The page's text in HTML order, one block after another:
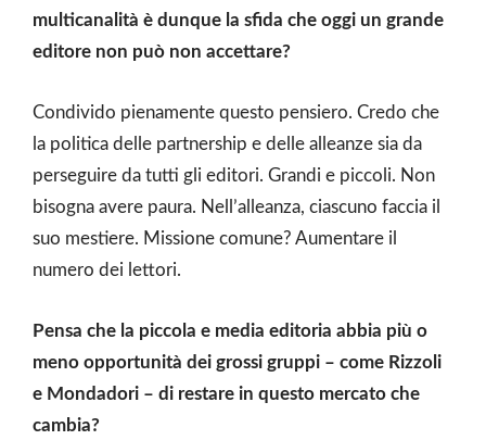
multicanalità è dunque la sfida che oggi un grande
editore non può non accettare?
Condivido pienamente questo pensiero. Credo che
la politica delle partnership e delle alleanze sia da
perseguire da tutti gli editori. Grandi e piccoli. Non
bisogna avere paura. Nell’alleanza, ciascuno faccia il
suo mestiere. Missione comune? Aumentare il
numero dei lettori.
Pensa che la piccola e media editoria abbia più o
meno opportunità dei grossi gruppi – come Rizzoli
e Mondadori – di restare in questo mercato che
cambia?